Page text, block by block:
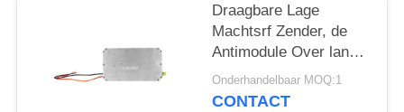
Draagbare Lage
Machtsrf Zender, de
Antimodule Over lange
afstand van de
Hommelrf Versterker
Onderhandelbaar MOQ:1
CONTACT